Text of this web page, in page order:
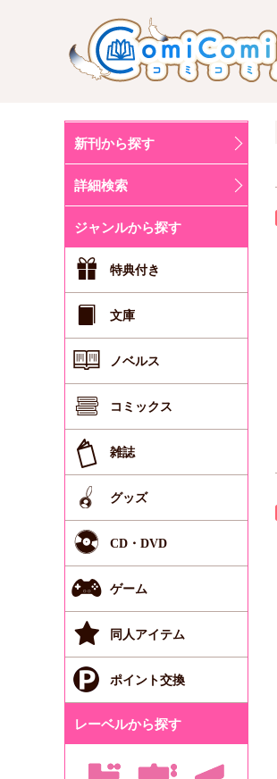
新刊から探す
詳細検索
ジャンルから探す
特典付き
文庫
ノベルス
コミックス
雑誌
グッズ
CD・DVD
ゲーム
同人アイテム
ポイント交換
レーベルから探す